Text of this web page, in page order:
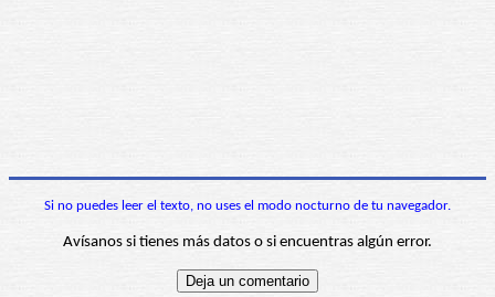
Si no puedes leer el texto, no uses el modo nocturno de tu navegador.
Avísanos si tienes más datos o si encuentras algún error.